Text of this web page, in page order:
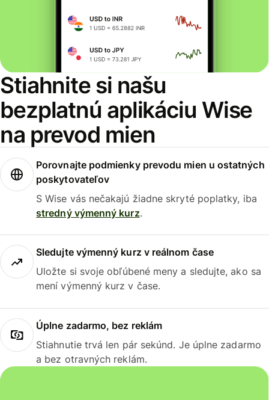
Stiahnite si našu
bezplatnú aplikáciu Wise
na prevod mien
Porovnajte podmienky prevodu mien u ostatných
poskytovateľov
S Wise vás nečakajú žiadne skryté poplatky, iba
stredný výmenný kurz.
Sledujte výmenný kurz v reálnom čase
Uložte si svoje obľúbené meny a sledujte, ako sa
mení výmenný kurz v čase.
Úplne zadarmo, bez reklám
Stiahnutie trvá len pár sekúnd. Je úplne zadarmo
a bez otravných reklám.